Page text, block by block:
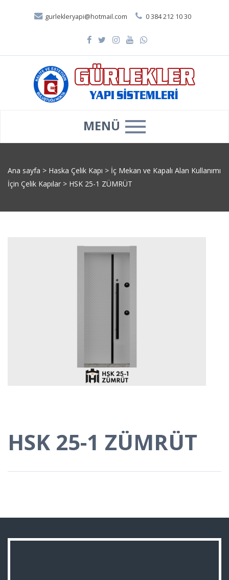
gurlekleryapi@hotmail.com 0 384 212 10 30
MENÜ
Ana sayfa > Haska Çelik Kapı > İç Mekan ve Kapalı Alan Kullanımı
İçin Çelik Kapılar > HSK 25-1 ZÜMRÜT
HSK 25-1 ZÜMRÜT